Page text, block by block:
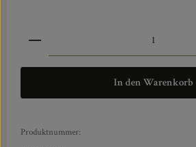
Produkt Anzahl: Gib den
In den Warenkorb
Produktnummer: